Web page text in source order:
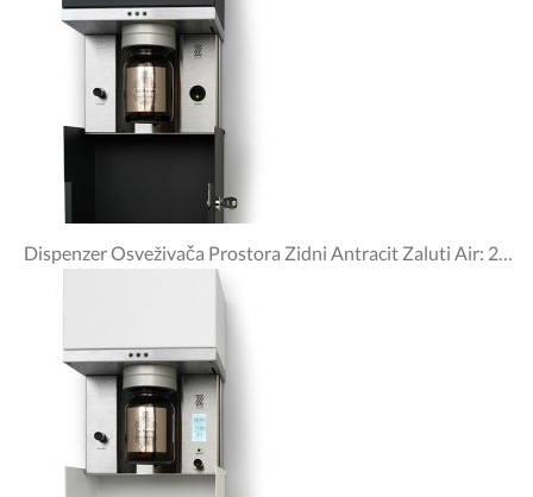
Dispenzer Osveživača Prostora Zidni Antracit Zaluti Air: 2 Flow & Zaluti